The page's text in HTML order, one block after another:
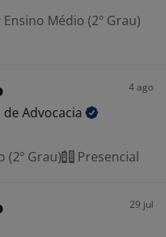
Ensino Médio (2º Grau)
4 ago
de Advocacia
(2º Grau) Presencial
29 jul